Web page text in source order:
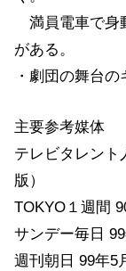
満員電車で身
がある。
・劇団の舞台の
主要参考媒体
テレビタレント
版）
TOKYO１週間
サンデー毎日
週刊朝日 99年5